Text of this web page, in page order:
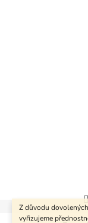
Z důvodu
vyřizujeme